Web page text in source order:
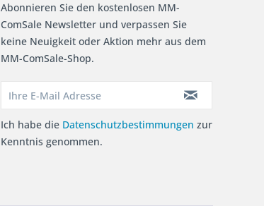
Abonnieren Sie den kostenlosen MM-
ComSale Newsletter und verpassen Sie
keine Neuigkeit oder Aktion mehr aus dem
MM-ComSale-Shop.
Ich habe die Datenschutzbestimmungen zur
Kenntnis genommen.